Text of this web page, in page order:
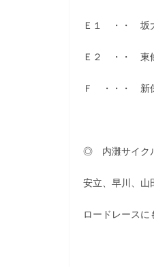
Ｅ１ ・・ 坂
Ｅ２ ・・
Ｆ ・・・ 新
◎ 内灘サイク
安立、早川、
ロードレースに